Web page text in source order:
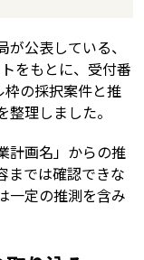
公表している、
をもとに、受付番
の採択案件と推
理しました。
計画名」からの推
までは確認できな
一定の推測を含み